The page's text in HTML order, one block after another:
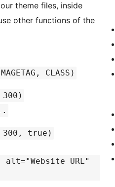
theme files, inside
other functions of the
CLASS)
300, true)
URL"